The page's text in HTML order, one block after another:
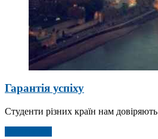
Гарантія успіху
Студенти різних країн нам довіряють